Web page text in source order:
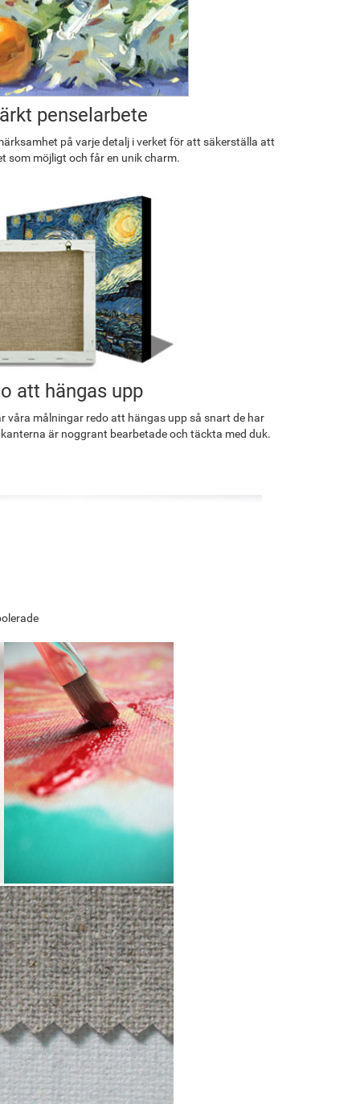
penselarbete
på varje detalj i verket för att säkerställa att
som möjligt och får en unik charm.
att hängas upp
våra målningar redo att hängas upp så snart de har
är noggrant bearbetade och täckta med duk.